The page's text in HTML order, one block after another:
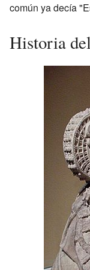
común ya decía
Historia